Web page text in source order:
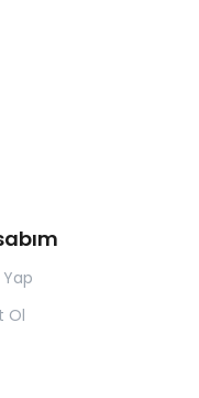
Yap
Ol